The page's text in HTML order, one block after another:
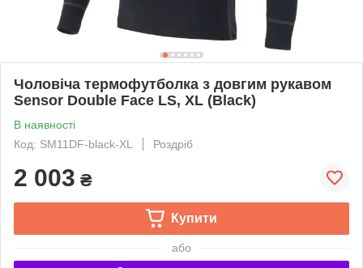
Чоловіча термофутболка з довгим рукавом
Sensor Double Face LS, XL (Black)
В наявності
Код: SM11DF-black-XL
Роздріб
2 003 ₴
Купити
або